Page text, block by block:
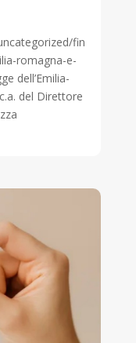
fin
romagna-e-
dell’Emilia-
del Direttore